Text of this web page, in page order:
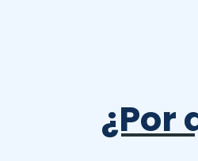
¿Por